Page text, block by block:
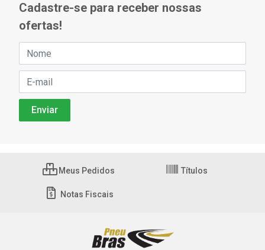
Cadastre-se para receber nossas
ofertas!
Meus Pedidos Títulos
Notas Fiscais